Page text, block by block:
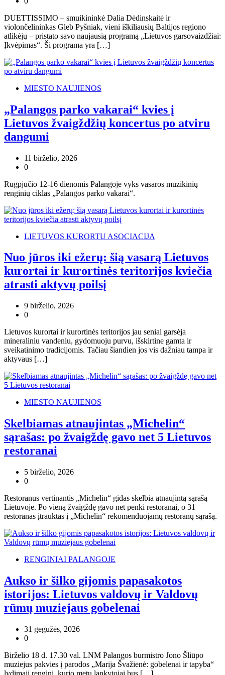
DUETTISSIMO – smuikininkė Dalia Dėdinskaitė ir
violončelininkas Gleb Pyšniak, vieni iškiliausių Baltijos regiono
atlikėjų – pristato savo naujausią programą „Lietuvos garsovaizdžiai:
Įkvėpimas“. Ši programa yra […]
MIESTO NAUJIENOS
„Palangos parko vakarai“ kvies į
Lietuvos žvaigždžių koncertus po atviru
dangumi
11 birželio, 2026
0
Rugpjūčio 12-16 dienomis Palangoje vyks vasaros muzikinių
renginių ciklas „Palangos parko vakarai“.
LIETUVOS KURORTU ASOCIACIJA
Nuo jūros iki ežerų: šią vasarą Lietuvos
kurortai ir kurortinės teritorijos kviečia
atrasti aktyvų poilsį
9 birželio, 2026
0
Lietuvos kurortai ir kurortinės teritorijos jau seniai garsėja
mineraliniu vandeniu, gydomuoju purvu, išskirtine gamta ir
sveikatinimo tradicijomis. Tačiau šiandien jos vis dažniau tampa ir
aktyvaus […]
MIESTO NAUJIENOS
Skelbiamas atnaujintas „Michelin“
sąrašas: po žvaigždę gavo net 5 Lietuvos
restoranai
5 birželio, 2026
0
Restoranus vertinantis „Michelin“ gidas skelbia atnaujintą sąrašą
Lietuvoje. Po vieną žvaigždę gavo net penki restoranai, o 31
restoranas įtrauktas į „Michelin“ rekomenduojamų restoranų sąrašą.
RENGINIAI PALANGOJE
Aukso ir šilko gijomis papasakotos
istorijos: Lietuvos valdovų ir Valdovų
rūmų muziejaus gobelenai
31 gegužės, 2026
0
Birželio 18 d. 17.30 val. LNM Palangos burmistro Jono Šliūpo
muziejus pakvies į parodos „Marija Švažienė: gobelenai ir tapyba“
lydimąjį renginį, kurio metu lankytojai bus […]